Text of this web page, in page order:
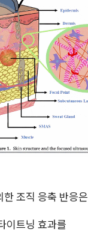
조직 응축 반응은
이트닝 효과를